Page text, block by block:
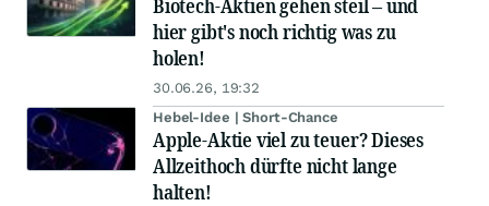
Biotech-Aktien gehen steil – und
hier gibt's noch richtig was zu
holen!
30.06.26, 19:32
Hebel-Idee | Short-Chance
Apple-Aktie viel zu teuer? Dieses
Allzeithoch dürfte nicht lange
halten!